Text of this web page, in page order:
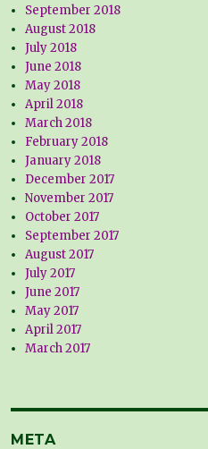
September 2018
August 2018
July 2018
June 2018
May 2018
April 2018
March 2018
February 2018
January 2018
December 2017
November 2017
October 2017
September 2017
August 2017
July 2017
June 2017
May 2017
April 2017
March 2017
META